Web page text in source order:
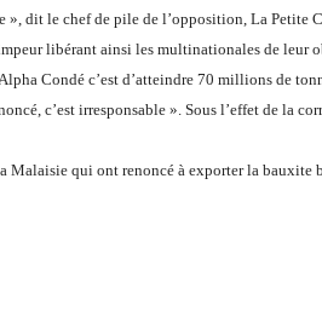
», dit le chef de pile de l’opposition, La Petite
libérant ainsi les multinationales de leur
Condé c’est d’atteindre 70 millions de
c’est irresponsable ». Sous l’effet de la
Malaisie qui ont renoncé à exporter la